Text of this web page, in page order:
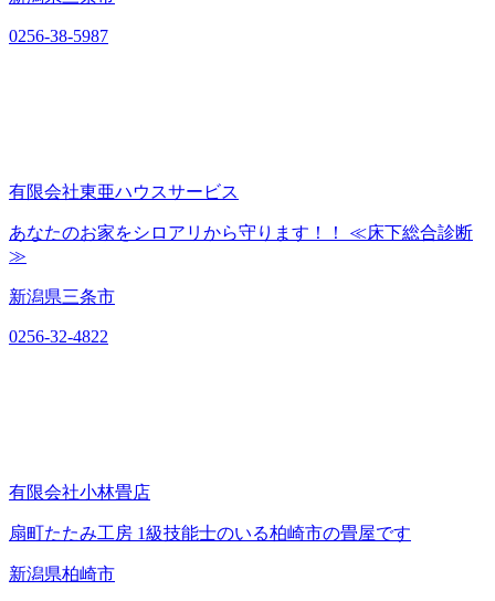
0256-38-5987
有限会社東亜ハウスサービス
あなたのお家をシロアリから守ります！！ ≪床下総合診断
≫
新潟県三条市
0256-32-4822
有限会社小林畳店
扇町たたみ工房 1級技能士のいる柏崎市の畳屋です
新潟県柏崎市